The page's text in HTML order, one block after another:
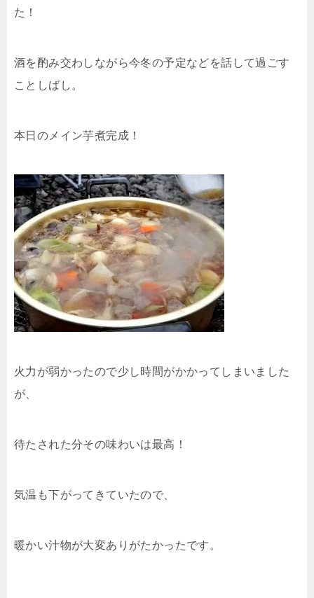
た！
酒を酌み交わしながら今冬の予定などを話して過ごす
ことしばし。
本日のメイン芋煮完成！
火力が弱かったので少し時間がかかってしまいました
が、
待たされた分その味わいは最高！
気温も下がってきていたので、
暖かい汁物が大変ありがたかったです。